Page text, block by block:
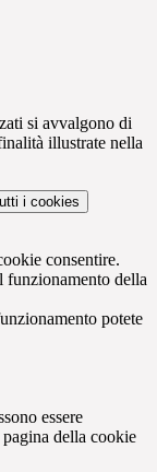
si avvalgono di
illustrate nella
i cookies
consentire.
funzionamento della
potete
essere
della cookie